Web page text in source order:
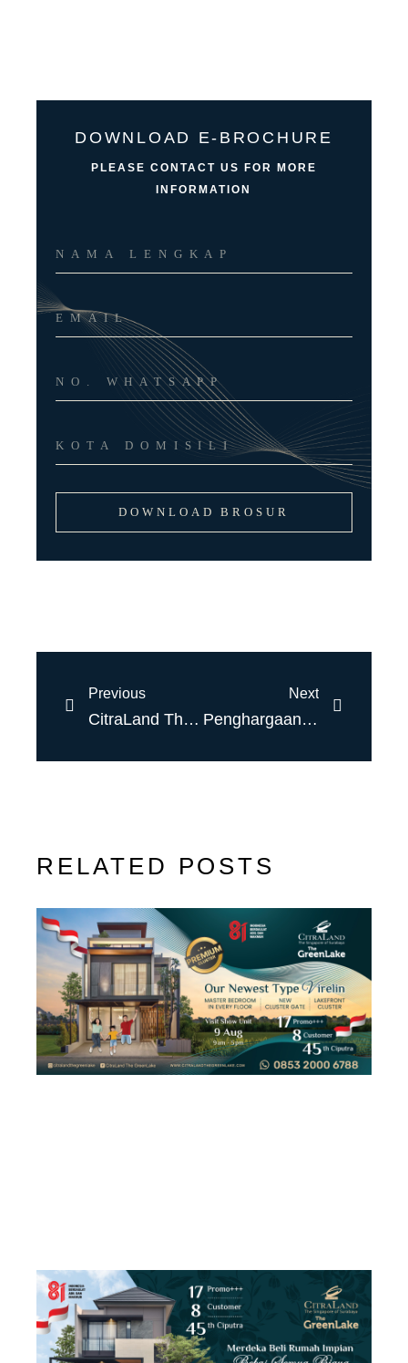
DOWNLOAD E-BROCHURE
PLEASE CONTACT US FOR MORE
INFORMATION
DOWNLOAD BROSUR
Previous
CitraLand The GreenLake Sukses Luncurkan Tipe Onega dengan Konsep Baru – CitraLand The GreenLake
Next
Penghargaan “PropertyGuru” Ciputra Group
RELATED POSTS